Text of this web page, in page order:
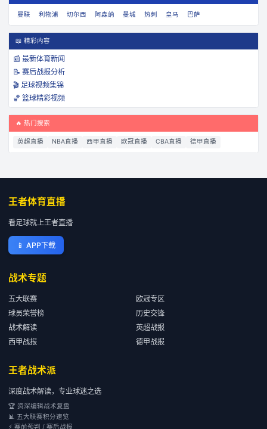
曼联 利物浦 切尔西 阿森纳 曼城 热刺 皇马 巴萨
📖 精彩内容
📰 最新体育新闻
📝 赛后战报分析
🎬 足球视频集锦
🏀 篮球精彩视频
🔥 热门搜索
英超直播 NBA直播 西甲直播 欧冠直播 CBA直播 德甲直播
王者体育直播
看足球就上王者直播
📱 APP下载
战术专题
五大联赛
欧冠专区
球员荣誉榜
历史交锋
战术解读
英超战报
西甲战报
德甲战报
王者战术派
深度战术解读，专业球迷之选
🏆 资深编辑战术复盘
📊 五大联赛积分速览
⚡ 赛前预判 / 赛后战报